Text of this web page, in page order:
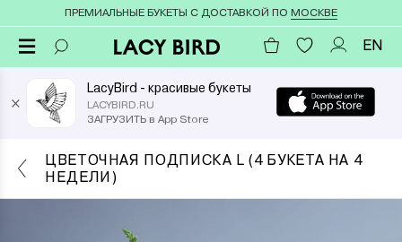
ПРЕМИАЛЬНЫЕ БУКЕТЫ С ДОСТАВКОЙ ПО МОСКВЕ
EN
×
LacyBird - красивые букеты
LACYBIRD.RU
ЗАГРУЗИТЬ в App Store
ЦВЕТОЧНАЯ ПОДПИСКА L (4 БУКЕТА НА 4
НЕДЕЛИ)